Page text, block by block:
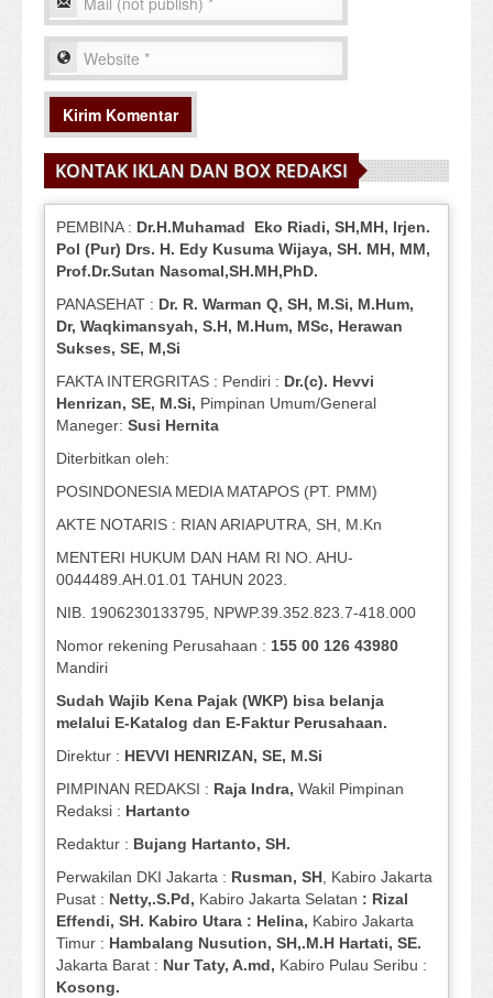
KONTAK IKLAN DAN BOX REDAKSI
PEMBINA : Dr.H.Muhamad Eko Riadi, SH,MH, Irjen.
Pol (Pur) Drs. H. Edy Kusuma Wijaya, SH. MH, MM,
Prof.Dr.Sutan Nasomal,SH.MH,PhD.
PANASEHAT : Dr. R. Warman Q, SH, M.Si, M.Hum,
Dr, Waqkimansyah, S.H, M.Hum, MSc, Herawan
Sukses, SE, M,Si
FAKTA INTERGRITAS : Pendiri : Dr.(c). Hevvi
Henrizan, SE, M.Si, Pimpinan Umum/General
Maneger: Susi Hernita
Diterbitkan oleh:
POSINDONESIA MEDIA MATAPOS (PT. PMM)
AKTE NOTARIS : RIAN ARIAPUTRA, SH, M.Kn
MENTERI HUKUM DAN HAM RI NO. AHU-
0044489.AH.01.01 TAHUN 2023.
NIB. 1906230133795, NPWP.39.352.823.7-418.000
Nomor rekening Perusahaan : 155 00 126 43980
Mandiri
Sudah Wajib Kena Pajak (WKP) bisa belanja
melalui E-Katalog dan E-Faktur Perusahaan.
Direktur : HEVVI HENRIZAN, SE, M.Si
PIMPINAN REDAKSI : Raja Indra, Wakil Pimpinan
Redaksi : Hartanto
Redaktur : Bujang Hartanto, SH.
Perwakilan DKI Jakarta : Rusman, SH, Kabiro Jakarta
Pusat : Netty,.S.Pd, Kabiro Jakarta Selatan : Rizal
Effendi, SH. Kabiro Utara : Helina, Kabiro Jakarta
Timur : Hambalang Nusution, SH,.M.H Hartati, SE.
Jakarta Barat : Nur Taty, A.md, Kabiro Pulau Seribu :
Kosong.